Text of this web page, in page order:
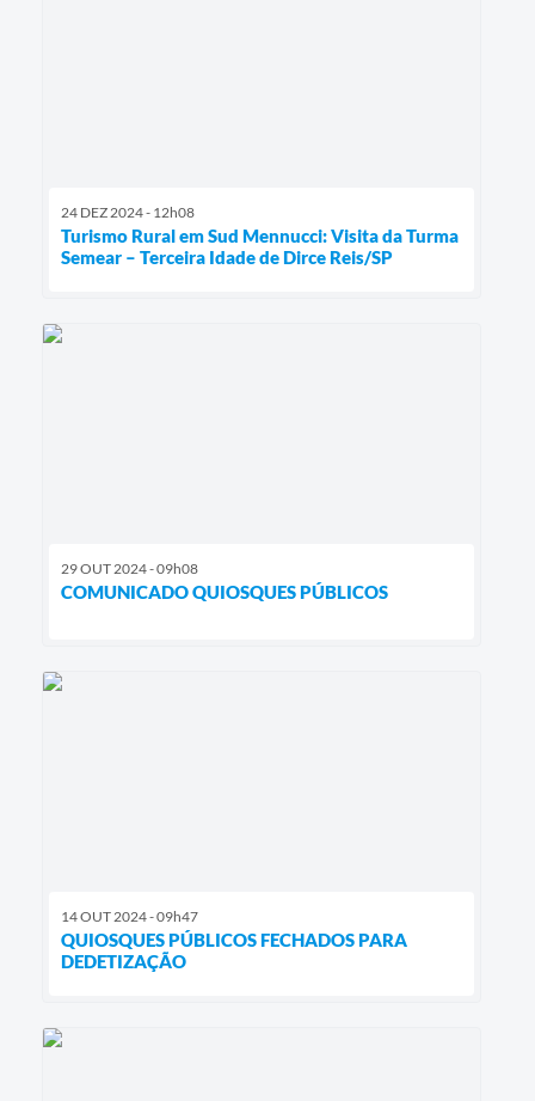
24 DEZ 2024 - 12h08
Turismo Rural em Sud Mennucci: Visita da Turma
Semear – Terceira Idade de Dirce Reis/SP
29 OUT 2024 - 09h08
COMUNICADO QUIOSQUES PÚBLICOS
14 OUT 2024 - 09h47
QUIOSQUES PÚBLICOS FECHADOS PARA
DEDETIZAÇÃO